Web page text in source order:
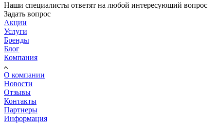
Наши специалисты ответят на любой интересующий вопрос
Задать вопрос
Акции
Услуги
Бренды
Блог
Компания
О компании
Новости
Отзывы
Контакты
Партнеры
Информация